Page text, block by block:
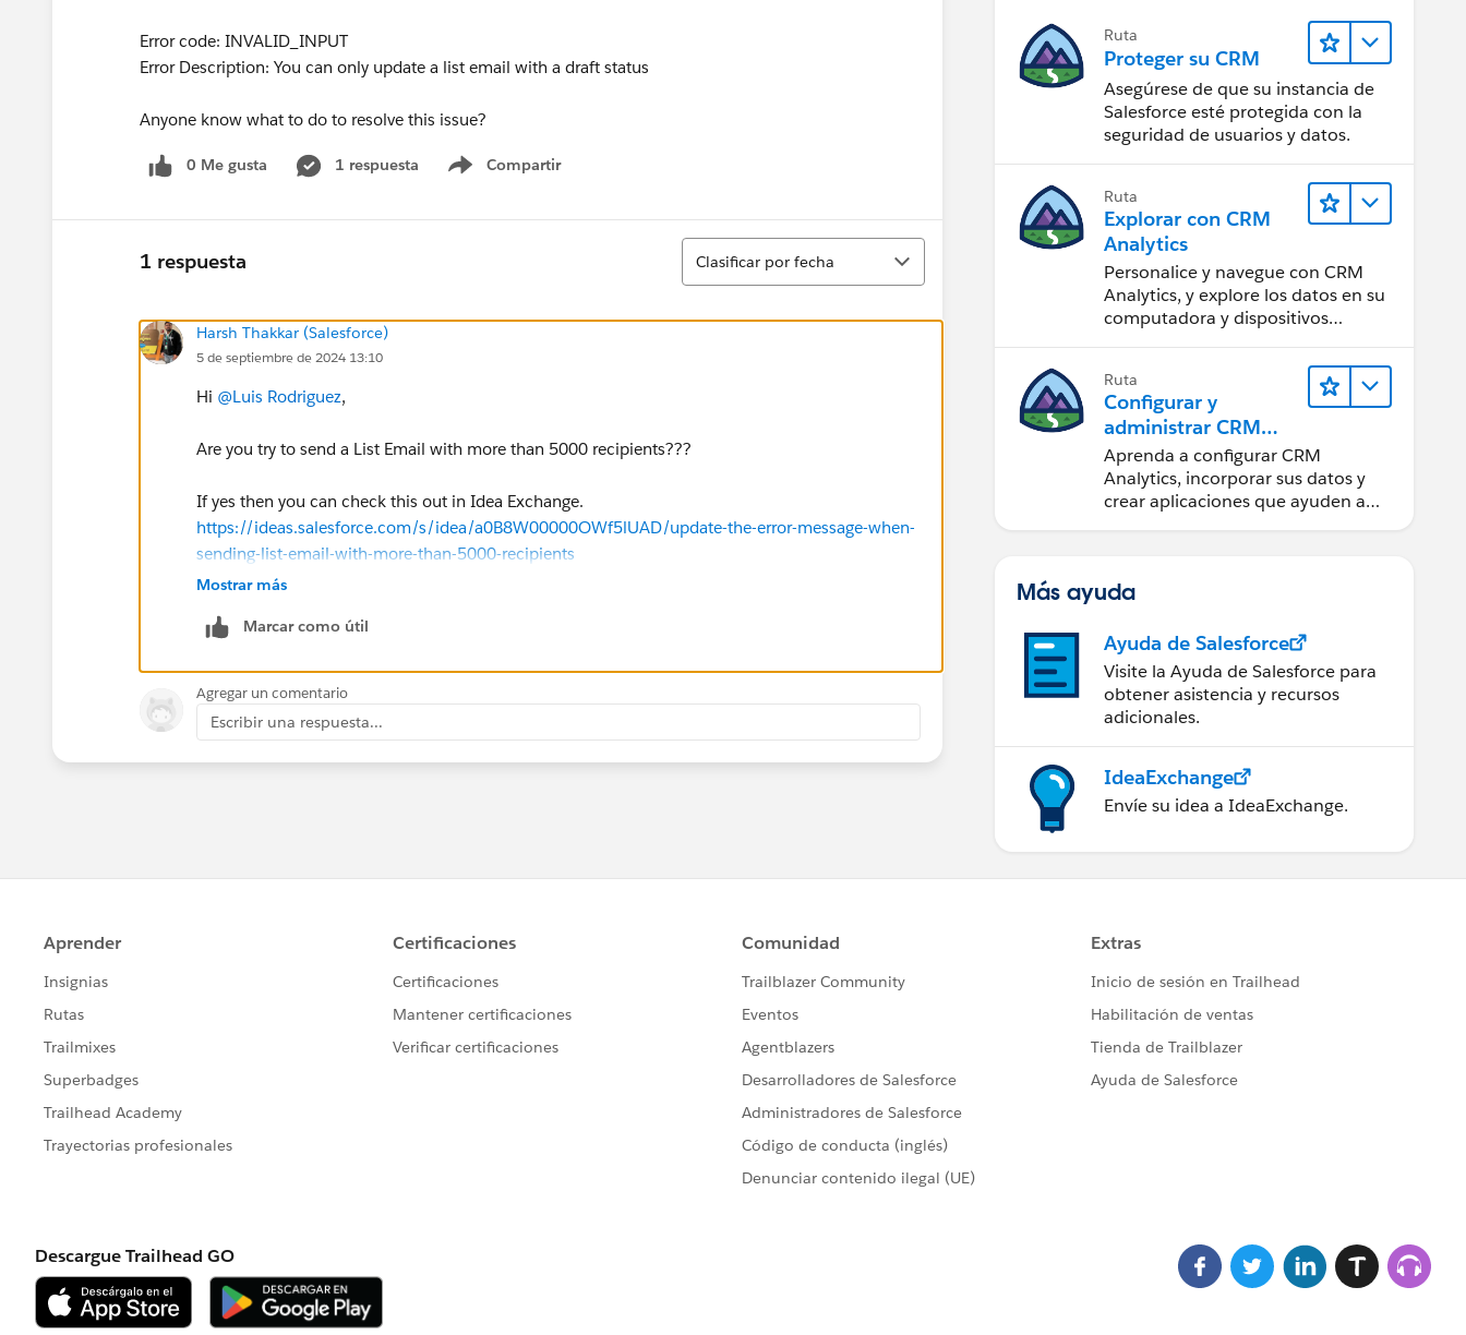
Error code: INVALID_INPUT
Error Description: You can only update a list email with a draft status
Anyone know what to do to resolve this issue?
0 Me gusta 1 respuesta Compartir
Show menu
1 respuesta
Ordenar
Clasificar por fecha
Harsh Thakkar (Salesforce)
5 de septiembre de 2024 13:10
Hi @Luis Rodriguez,
Are you try to send a List Email with more than 5000 recipients???
If yes then you can check this out in Idea Exchange.
https://ideas.salesforce.com/s/idea/a0B8W00000OWf5lUAD/update-the-error-message-when-
sending-list-email-with-more-than-5000-recipients
Thanks!!!
Mostrar más
Marcar como útil
Agregar un comentario
Escribir una respuesta...
Ruta
Proteger su CRM
Asegúrese de que su instancia de
Salesforce esté protegida con la
seguridad de usuarios y datos.
Ruta
Explorar con CRM
Analytics
Personalice y navegue con CRM
Analytics, y explore los datos en su
computadora y dispositivos
Ruta
Configurar y
administrar CRM
Analytics
Aprenda a configurar CRM
Analytics, incorporar sus datos y
crear aplicaciones que ayuden a
Más ayuda
Ayuda de Salesforce
Visite la Ayuda de Salesforce para
obtener asistencia y recursos
adicionales.
IdeaExchange
Envíe su idea a IdeaExchange.